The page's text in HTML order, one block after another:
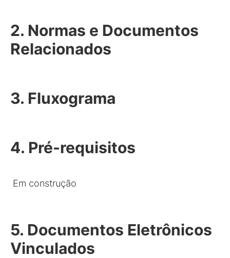
2. Normas e Documentos
Relacionados
3. Fluxograma
4. Pré-requisitos
Em construção
5. Documentos Eletrônicos
Vinculados